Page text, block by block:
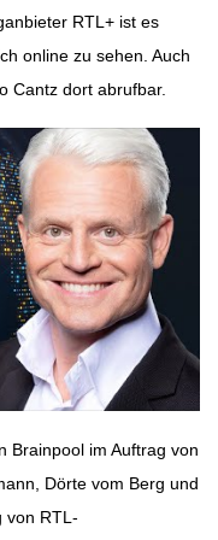
RTL+ ist es
online zu sehen. Auch
Cantz dort abrufbar.
Brainpool im Auftrag von
Dörte vom Berg und
von RTL-